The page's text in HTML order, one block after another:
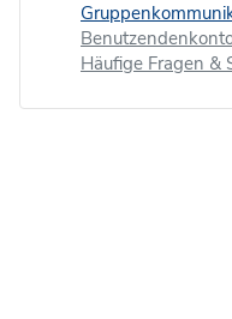
Häufige Fragen &